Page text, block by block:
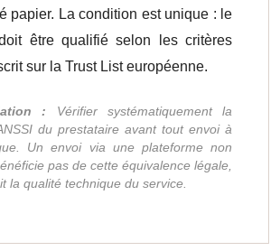
papier. La condition est unique : le
être qualifié selon les critères
sur la Trust List européenne.
: Vérifier systématiquement la
du prestataire avant tout envoi à
Un envoi via une plateforme non
pas de cette équivalence légale,
la qualité technique du service.